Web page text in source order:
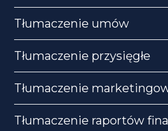
Tłumaczenie umów
Tłumaczenie przysięgłe
Tłumaczenie
Tłumaczenie raportów